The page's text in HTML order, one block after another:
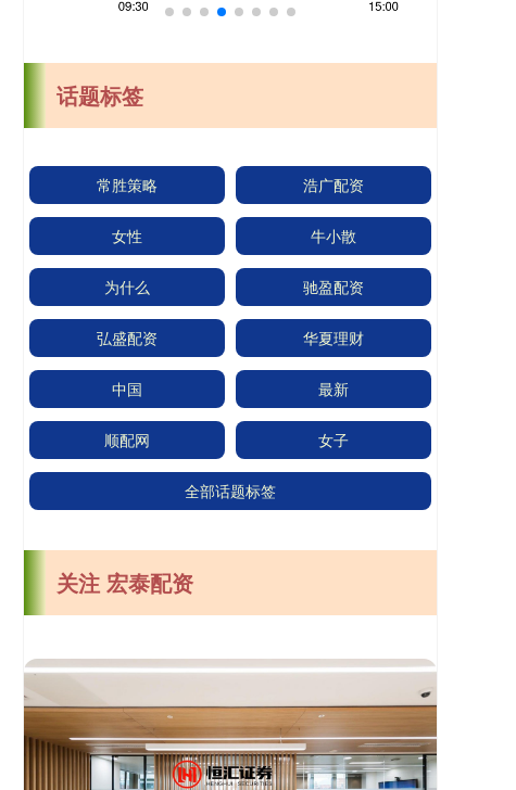
话题标签
常胜策略 浩广配资
女性 牛小散
为什么 驰盈配资
弘盛配资 华夏理财
中国 最新
顺配网 女子
全部话题标签
关注 宏泰配资